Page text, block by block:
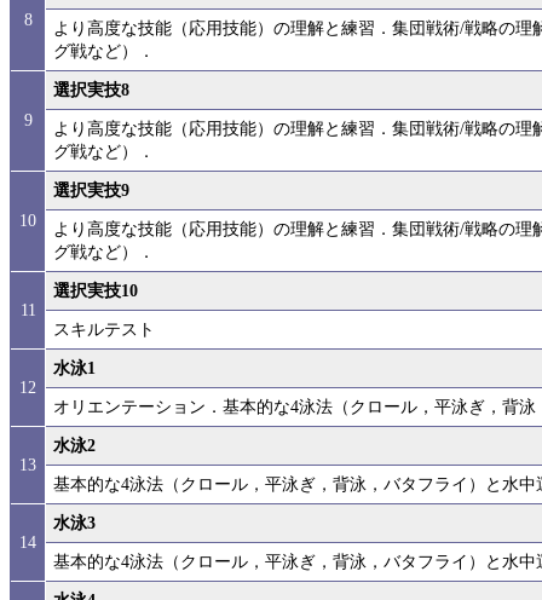
8
より高度な技能（応用技能）の理解と練習．集団戦術/戦略の
グ戦など）．
9
選択実技8
より高度な技能（応用技能）の理解と練習．集団戦術/戦略の
グ戦など）．
10
選択実技9
より高度な技能（応用技能）の理解と練習．集団戦術/戦略の
グ戦など）．
11
選択実技10
スキルテスト
12
水泳1
オリエンテーション．基本的な4泳法（クロール，平泳ぎ，背
13
水泳2
基本的な4泳法（クロール，平泳ぎ，背泳，バタフライ）と水中
14
水泳3
基本的な4泳法（クロール，平泳ぎ，背泳，バタフライ）と水中